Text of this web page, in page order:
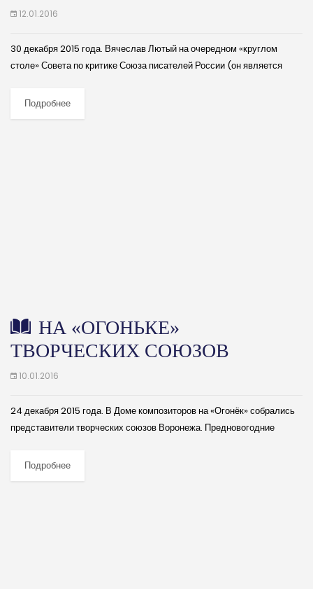
12.01.2016
30 декабря 2015 года. Вячеслав Лютый на очередном «круглом
столе» Совета по критике Союза писателей России (он является
литературы в России. (далее…)
Подробнее
НА «ОГОНЬКЕ»
ТВОРЧЕСКИХ СОЮЗОВ
10.01.2016
24 декабря 2015 года. В Доме композиторов на «Огонёк» собрались
представители творческих союзов Воронежа. Предновогодние
бывшем особняке купца Степана Кряжова на Карла...
Подробнее